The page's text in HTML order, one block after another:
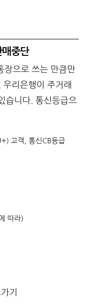
중단
장으로 쓰는 만큼만
리은행이 주거래
습니다. 통신등급으
고객, 통신CB등급
따라)